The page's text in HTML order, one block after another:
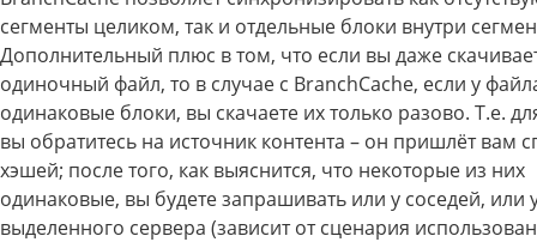
сегменты целиком, так и отдельные блоки внутри
Дополнительный плюс в том, что если вы даже
одиночный файл, то в случае с BranchCache, если у
одинаковые блоки, вы скачаете их только разово. Т.е.
вы обратитесь на источник контента – он пришлёт вам
хэшей; после того, как выяснится, что некоторые из них
одинаковые, вы будете запрашивать или у соседей, или
выделенного сервера (зависит от сценария